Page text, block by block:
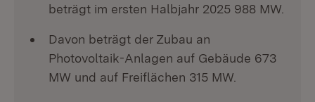
beträgt im ersten Halbjahr 2025 988 MW.
Davon beträgt der Zubau an
Photovoltaik-Anlagen auf Gebäude 673
MW und auf Freiflächen 315 MW.